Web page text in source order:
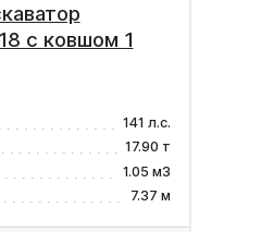
с ковшом 1
141 л.с.
17.90 т
1.05 м3
7.37 м